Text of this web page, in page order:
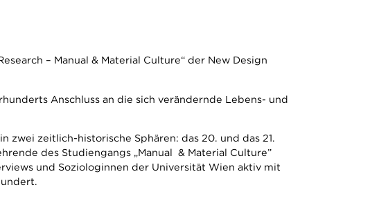
– Manual & Material Culture“ der New Design
Anschluss an die sich verändernde Lebens- und
zwei zeitlich-historische Sphären: das 20. und das 21.
des Studiengangs „Manual & Material Culture”
und Soziologinnen der Universität Wien aktiv mit